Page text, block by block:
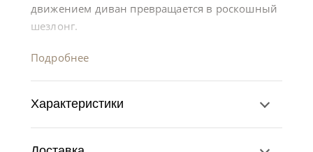
движением диван превращается в роскошный
шезлонг.
Подробнее
Характеристики